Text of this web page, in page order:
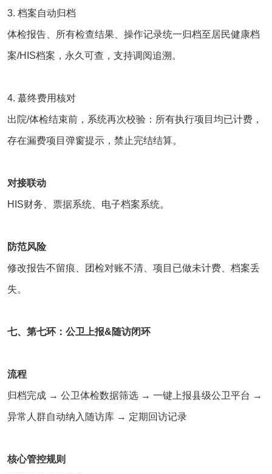
3. 档案自动归档
体检报告、所有检查结果、操作记录统一归档至居民健康档
案/HIS档案，永久可查，支持调阅追溯。
4. 蕞终费用核对
出院/体检结束前，系统再次校验：所有执行项目均已计费，
存在漏费项目弹窗提示，禁止完结结算。
对接联动
HIS财务、票据系统、电子档案系统。
防范风险
修改报告不留痕、团检对账不清、项目已做未计费、档案丢
失。
七、第七环：公卫上报&随访闭环
流程
归档完成 → 公卫体检数据筛选 → 一键上报县级公卫平台 →
异常人群自动纳入随访库 → 定期回访记录
核心管控规则